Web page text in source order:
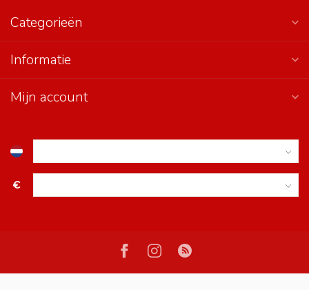
Categorieën
Informatie
Mijn account
€